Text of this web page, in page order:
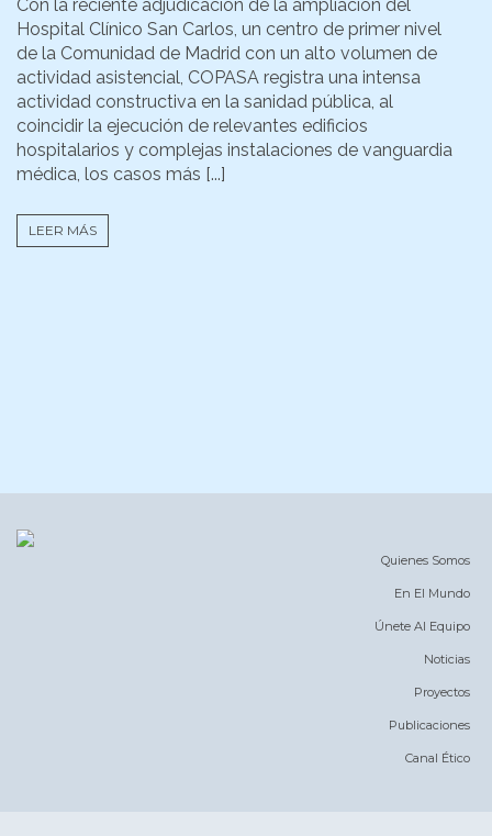
Con la reciente adjudicación de la ampliación del
Hospital Clínico San Carlos, un centro de primer nivel
de la Comunidad de Madrid con un alto volumen de
actividad asistencial, COPASA registra una intensa
actividad constructiva en la sanidad pública, al
coincidir la ejecución de relevantes edificios
hospitalarios y complejas instalaciones de vanguardia
médica, los casos más [...]
LEER MÁS
Quienes Somos
En El Mundo
Únete Al Equipo
Noticias
Proyectos
Publicaciones
Canal Ético